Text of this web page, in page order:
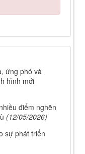
ứng phó và
hình mới
điểm nghẽn
(12/05/2026)
sự phát triển